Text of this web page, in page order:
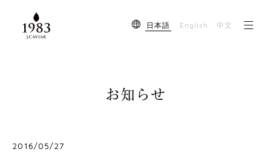
English
日本語 中文
お知らせ
2016/05/27